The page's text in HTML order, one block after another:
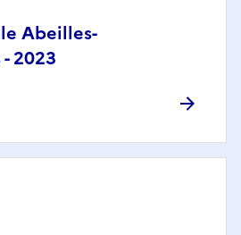
Abeilles-
2023